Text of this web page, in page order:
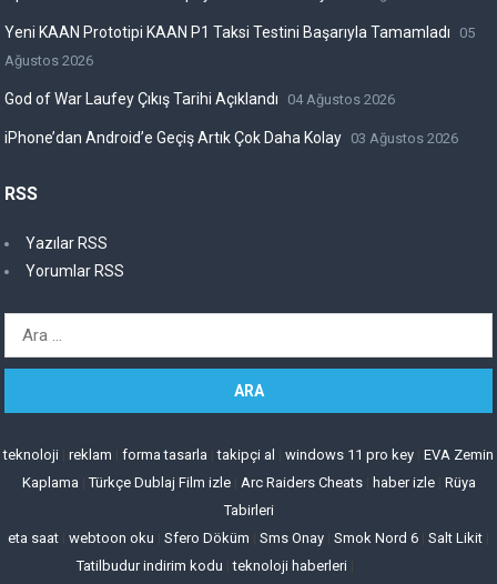
Yeni KAAN Prototipi KAAN P1 Taksi Testini Başarıyla Tamamladı
05
Ağustos 2026
God of War Laufey Çıkış Tarihi Açıklandı 04 Ağustos 2026
iPhone’dan Android’e Geçiş Artık Çok Daha Kolay 03 Ağustos 2026
RSS
Yazılar RSS
Yorumlar RSS
Arama:
teknoloji reklam forma tasarla |takipçi al windows 11 pro key EVA Zemin
Kaplama |Türkçe Dublaj Film izle| Arc Raiders Cheats| haber izle| Rüya
Tabirleri
eta saat webtoon oku Sfero Döküm Sms Onay Smok Nord 6 Salt Likit
Tatilbudur indirim kodu |teknoloji haberleri|